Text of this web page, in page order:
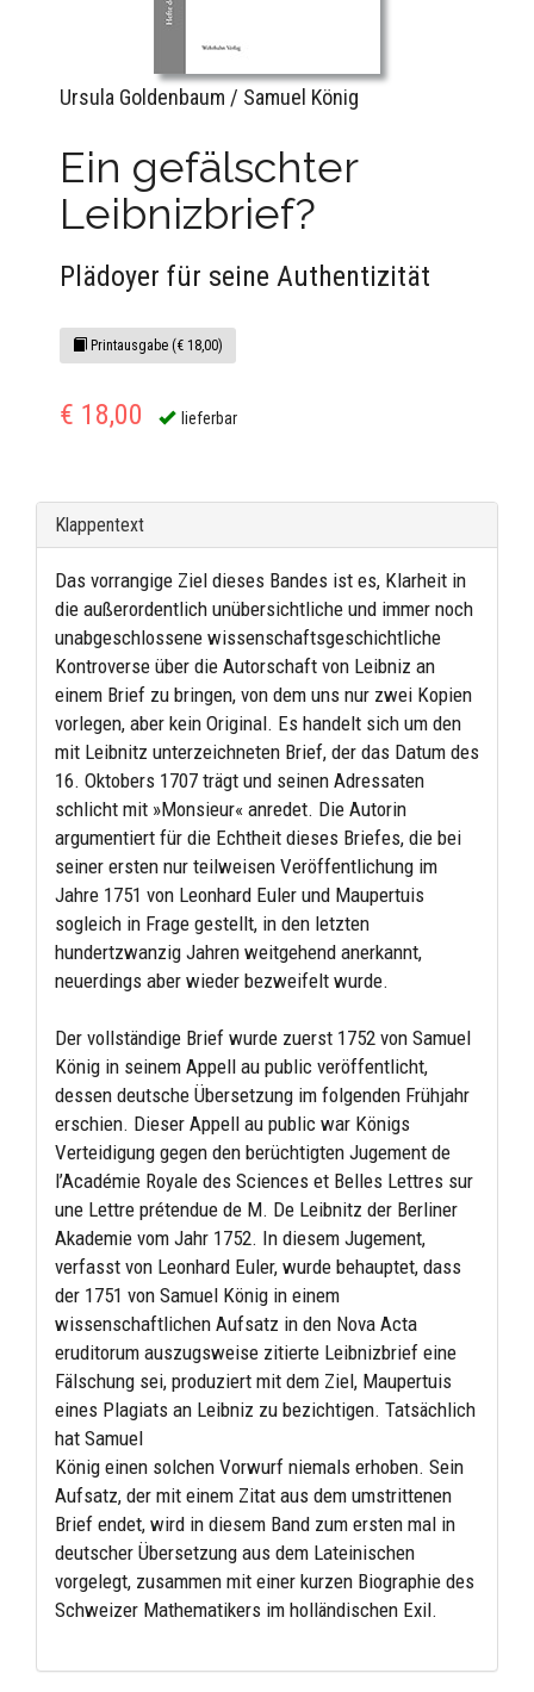
Ursula Goldenbaum / Samuel König
Ein gefälschter
Leibnizbrief?
Plädoyer für seine Authentizität
Printausgabe (€ 18,00)
€ 18,00 lieferbar
Klappentext
Das vorrangige Ziel dieses Bandes ist es, Klarheit in
die außerordentlich unübersichtliche und immer noch
unabgeschlossene wissenschaftsgeschichtliche
Kontroverse über die Autorschaft von Leibniz an
einem Brief zu bringen, von dem uns nur zwei Kopien
vorlegen, aber kein Original. Es handelt sich um den
mit Leibnitz unterzeichneten Brief, der das Datum des
16. Oktobers 1707 trägt und seinen Adressaten
schlicht mit »Monsieur« anredet. Die Autorin
argumentiert für die Echtheit dieses Briefes, die bei
seiner ersten nur teilweisen Veröffentlichung im
Jahre 1751 von Leonhard Euler und Maupertuis
sogleich in Frage gestellt, in den letzten
hundertzwanzig Jahren weitgehend anerkannt,
neuerdings aber wieder bezweifelt wurde.
Der vollständige Brief wurde zuerst 1752 von Samuel
König in seinem Appell au public veröffentlicht,
dessen deutsche Übersetzung im folgenden Frühjahr
erschien. Dieser Appell au public war Königs
Verteidigung gegen den berüchtigten Jugement de
l’Académie Royale des Sciences et Belles Lettres sur
une Lettre prétendue de M. De Leibnitz der Berliner
Akademie vom Jahr 1752. In diesem Jugement,
verfasst von Leonhard Euler, wurde behauptet, dass
der 1751 von Samuel König in einem
wissenschaftlichen Aufsatz in den Nova Acta
eruditorum auszugsweise zitierte Leibnizbrief eine
Fälschung sei, produziert mit dem Ziel, Maupertuis
eines Plagiats an Leibniz zu bezichtigen. Tatsächlich
hat Samuel
König einen solchen Vorwurf niemals erhoben. Sein
Aufsatz, der mit einem Zitat aus dem umstrittenen
Brief endet, wird in diesem Band zum ersten mal in
deutscher Übersetzung aus dem Lateinischen
vorgelegt, zusammen mit einer kurzen Biographie des
Schweizer Mathematikers im holländischen Exil.